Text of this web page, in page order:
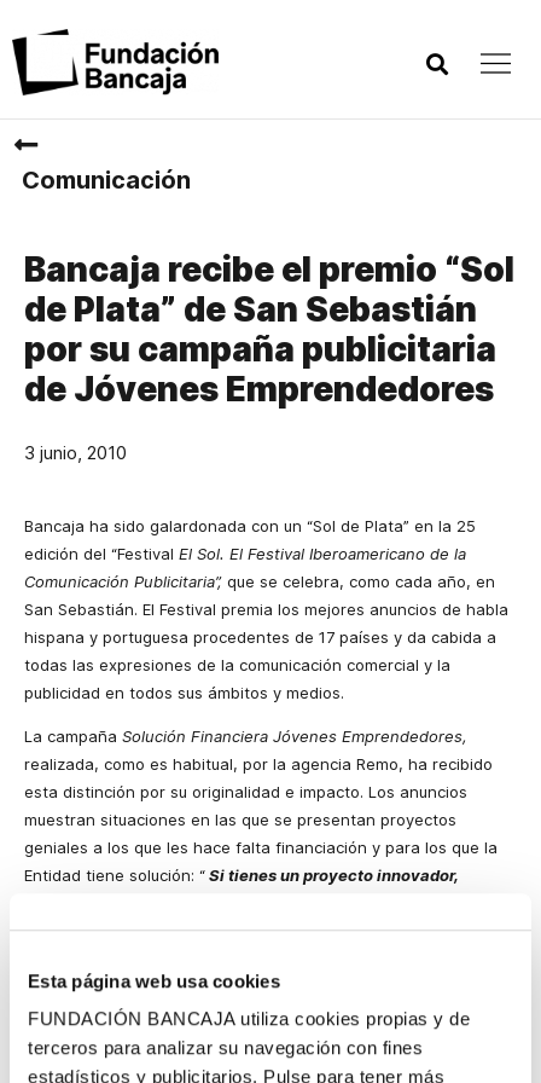
Esta página web usa cookies
FUNDACIÓN BANCAJA utiliza cookies propias y de
terceros para analizar su navegación con fines
estadísticos y publicitarios. Pulse para tener más
Comunicación
Bancaja recibe el premio “Sol
de Plata” de San Sebastián
por su campaña publicitaria
de Jóvenes Emprendedores
3 junio, 2010
Bancaja ha sido galardonada con un “Sol de Plata” en la 25
edición del “Festival El Sol. El Festival Iberoamericano de la
Comunicación Publicitaria”, que se celebra, como cada año, en
San Sebastián. El Festival premia los mejores anuncios de habla
hispana y portuguesa procedentes de 17 países y da cabida a
todas las expresiones de la comunicación comercial y la
publicidad en todos sus ámbitos y medios.
La campaña Solución Financiera Jóvenes Emprendedores,
realizada, como es habitual, por la agencia Remo, ha recibido
esta distinción por su originalidad e impacto. Los anuncios
muestran situaciones en las que se presentan proyectos
geniales a los que les hace falta financiación y para los que la
Entidad tiene solución: “Si tienes un proyecto innovador,
aval, tu garantía «.Es la filosofía que transmite la campaña y con
marzo comoMejor Publicidad Financiera de 2009,que otorga el
semanario Inversión y Finanzas, en su décimo octava edición de